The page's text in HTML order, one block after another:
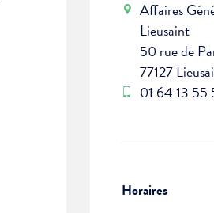
Affaires
Lieusaint
50 rue de
77127
01 64 13 55
Horaires